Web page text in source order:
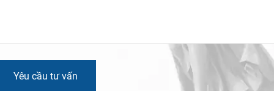
Yêu cầu tư vấn